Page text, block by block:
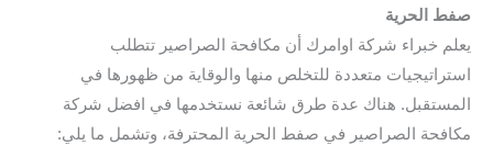
صفط الحرية
يعلم خبراء شركة اوامرك أن مكافحة الصراصير تتطلب
استراتيجيات متعددة للتخلص منها والوقاية من ظهورها في
المستقبل. هناك عدة طرق شائعة نستخدمها في افضل شركة
مكافحة الصراصير في صفط الحرية المحترفة، وتشمل ما يلي: